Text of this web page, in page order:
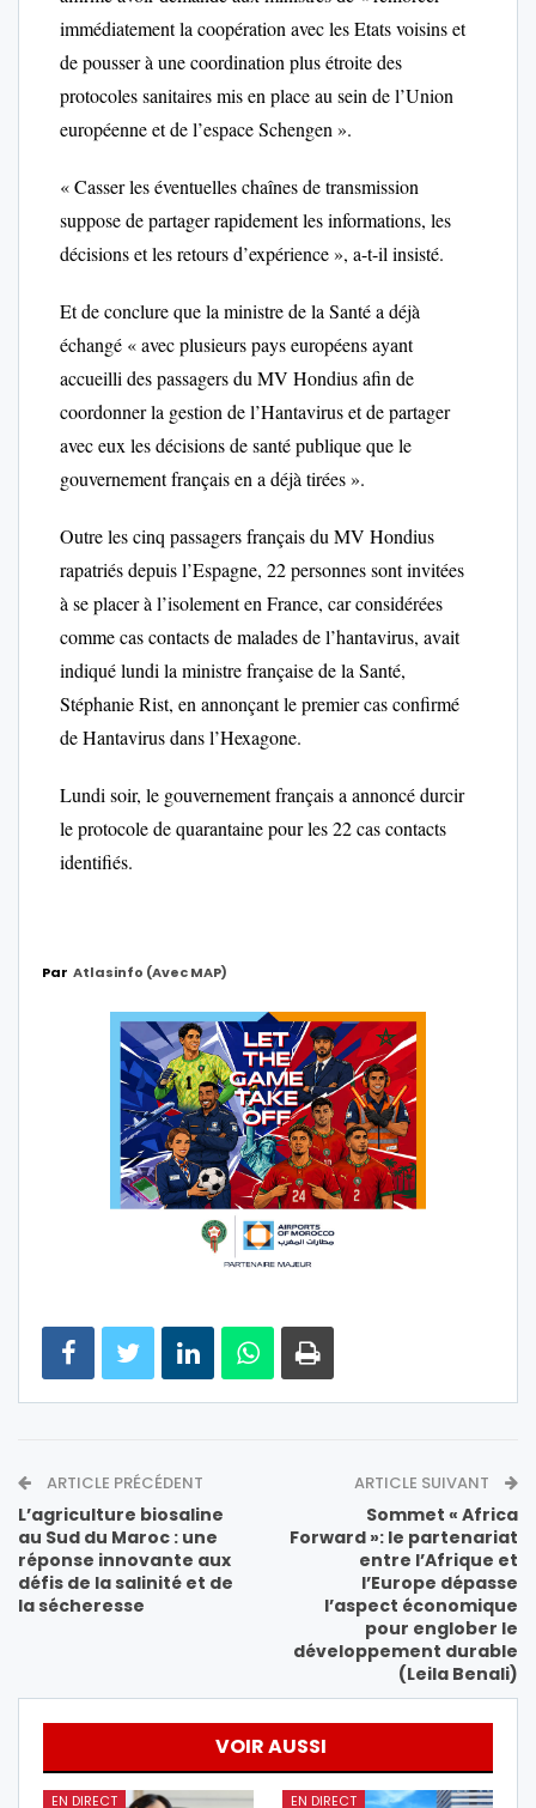
immédiatement la coopération avec les Etats voisins et
de pousser à une coordination plus étroite des
protocoles sanitaires mis en place au sein de l’Union
européenne et de l’espace Schengen ».
« Casser les éventuelles chaînes de transmission
suppose de partager rapidement les informations, les
décisions et les retours d’expérience », a-t-il insisté.
Et de conclure que la ministre de la Santé a déjà
échangé « avec plusieurs pays européens ayant
accueilli des passagers du MV Hondius afin de
coordonner la gestion de l’Hantavirus et de partager
avec eux les décisions de santé publique que le
gouvernement français en a déjà tirées ».
Outre les cinq passagers français du MV Hondius
rapatriés depuis l’Espagne, 22 personnes sont invitées
à se placer à l’isolement en France, car considérées
comme cas contacts de malades de l’hantavirus, avait
indiqué lundi la ministre française de la Santé,
Stéphanie Rist, en annonçant le premier cas confirmé
de Hantavirus dans l’Hexagone.
Lundi soir, le gouvernement français a annoncé durcir
le protocole de quarantaine pour les 22 cas contacts
identifiés.
Par Atlasinfo (avec MAP)
ARTICLE PRÉCÉDENT
L’agriculture biosaline
au Sud du Maroc : une
réponse innovante aux
défis de la salinité et de
la sécheresse
ARTICLE SUIVANT
Sommet « Africa
Forward »: le partenariat
entre l’Afrique et
l’Europe dépasse
l’aspect économique
pour englober le
développement durable
(Leila Benali)
VOIR AUSSI
EN DIRECT EN DIRECT